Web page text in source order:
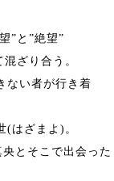
”と”絶望”
ざり合う。
ない者が行き着
(はざまよ)。
とそこで出会った